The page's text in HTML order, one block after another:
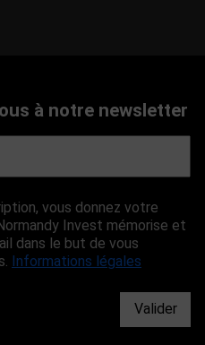
à notre newsletter
vous donnez votre
Invest mémorise et
dans le but de vous
Informations légales
Valider